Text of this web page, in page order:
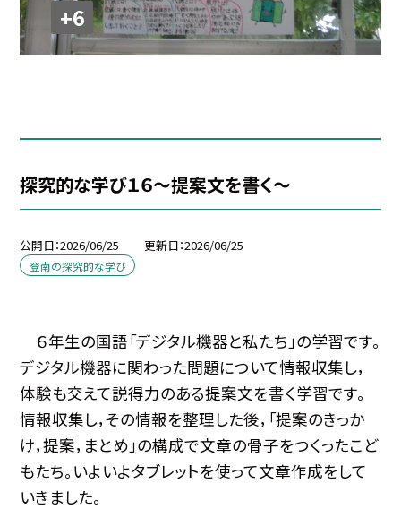
+6
探究的な学び１６～提案文を書く～
公開日 2026/06/25 更新日 2026/06/25
登南の探究的な学び
６年生の国語「デジタル機器と私たち」の学習です。
デジタル機器に関わった問題について情報収集し，
体験も交えて説得力のある提案文を書く学習です。
情報収集し，その情報を整理した後，「提案のきっか
け，提案，まとめ」の構成で文章の骨子をつくったこど
もたち。いよいよタブレットを使って文章作成をして
いきました。